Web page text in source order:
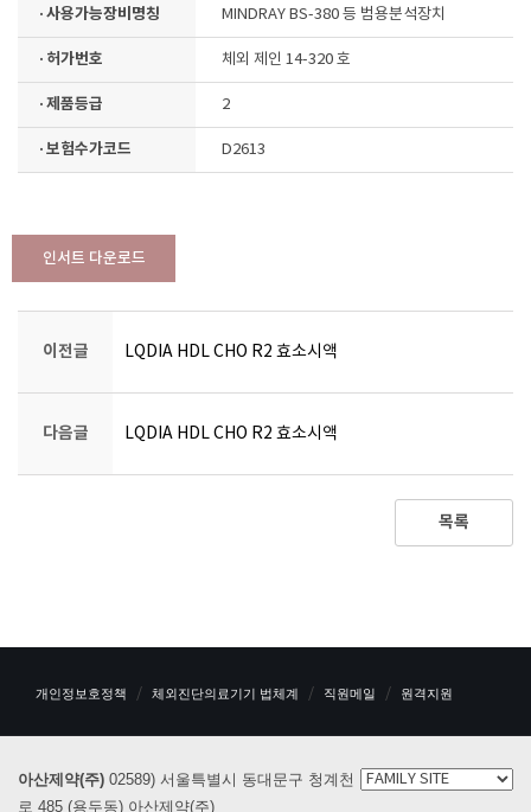
· 사용가능장비명칭 MINDRAY BS-380 등 범용분석장치
· 허가번호 체외 제인 14-320 호
· 제품등급 2
· 보험수가코드 D2613
인서트 다운로드
이전글 LQDIA HDL CHO R2 효소시액
다음글 LQDIA HDL CHO R2 효소시액
목록
개인정보호정책 체외진단의료기기 법체계 직원메일 원격지원
아산제약(주) 02589) 서울특별시 동대문구 청계천
로 485 (용두동) 아산제약(주)